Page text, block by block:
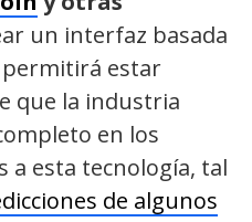
un interfaz basada
permitirá estar
que la industria
en los
a esta tecnología, tal
de algunos